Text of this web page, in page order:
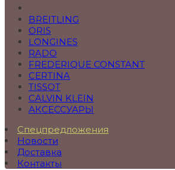
BREITLING
ORIS
LONGINES
RADO
FREDERIQUE CONSTANT
CERTINA
TISSOT
CALVIN KLEIN
АКСЕССУАРЫ
Спецпредложения
Новости
Доставка
Контакты